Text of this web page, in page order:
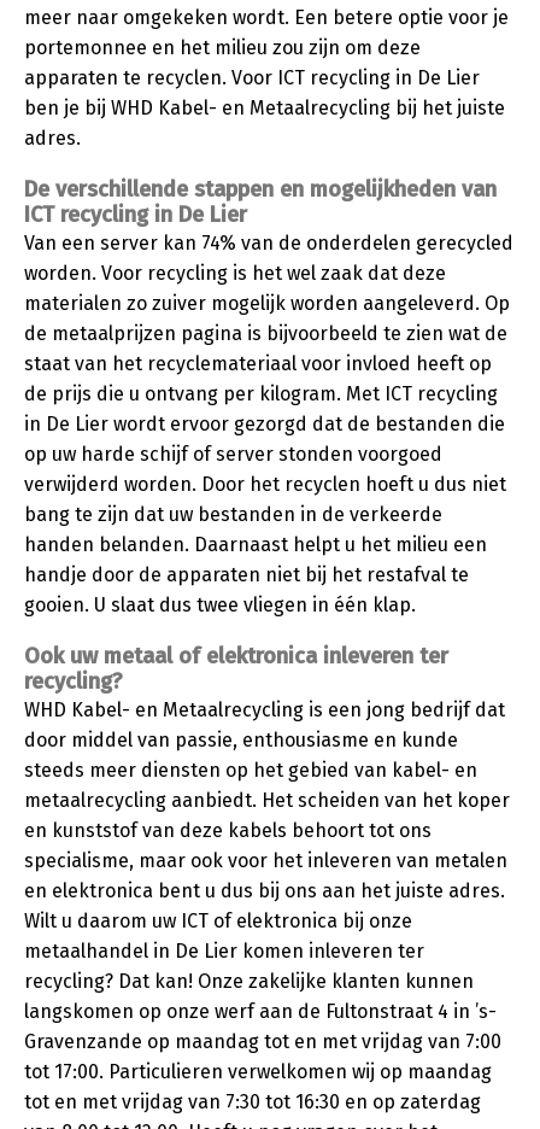
meer naar omgekeken wordt. Een betere optie voor je
portemonnee en het milieu zou zijn om deze
apparaten te recyclen. Voor ICT recycling in De Lier
ben je bij WHD Kabel- en Metaalrecycling bij het juiste
adres.
De verschillende stappen en mogelijkheden van
ICT recycling in De Lier
Van een server kan 74% van de onderdelen gerecycled
worden. Voor recycling is het wel zaak dat deze
materialen zo zuiver mogelijk worden aangeleverd. Op
de metaalprijzen pagina is bijvoorbeeld te zien wat de
staat van het recyclemateriaal voor invloed heeft op
de prijs die u ontvang per kilogram. Met ICT recycling
in De Lier wordt ervoor gezorgd dat de bestanden die
op uw harde schijf of server stonden voorgoed
verwijderd worden. Door het recyclen hoeft u dus niet
bang te zijn dat uw bestanden in de verkeerde
handen belanden. Daarnaast helpt u het milieu een
handje door de apparaten niet bij het restafval te
gooien. U slaat dus twee vliegen in één klap.
Ook uw metaal of elektronica inleveren ter
recycling?
WHD Kabel- en Metaalrecycling is een jong bedrijf dat
door middel van passie, enthousiasme en kunde
steeds meer diensten op het gebied van kabel- en
metaalrecycling aanbiedt. Het scheiden van het koper
en kunststof van deze kabels behoort tot ons
specialisme, maar ook voor het inleveren van metalen
en elektronica bent u dus bij ons aan het juiste adres.
Wilt u daarom uw ICT of elektronica bij onze
metaalhandel in De Lier komen inleveren ter
recycling? Dat kan! Onze zakelijke klanten kunnen
langskomen op onze werf aan de Fultonstraat 4 in ’s-
Gravenzande op maandag tot en met vrijdag van 7:00
tot 17:00. Particulieren verwelkomen wij op maandag
tot en met vrijdag van 7:30 tot 16:30 en op zaterdag